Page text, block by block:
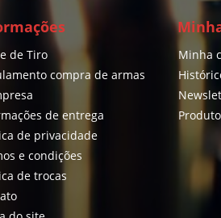
de Tiro
compra de armas
de entrega
de privacidade
e condições
de trocas
Minha